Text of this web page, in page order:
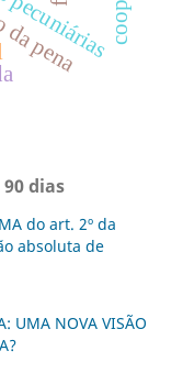
dias
do art. 2º da
absoluta de
UMA NOVA VISÃO